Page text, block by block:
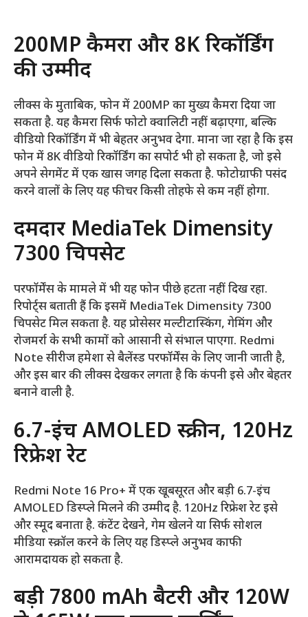
200MP कैमरा और 8K रिकॉर्डिंग
की उम्मीद
लीक्स के मुताबिक, फोन में 200MP का मुख्य कैमरा दिया जा
सकता है. यह कैमरा सिर्फ फोटो क्वालिटी नहीं बढ़ाएगा, बल्कि
वीडियो रिकॉर्डिंग में भी बेहतर अनुभव देगा. माना जा रहा है कि इस
फोन में 8K वीडियो रिकॉर्डिंग का सपोर्ट भी हो सकता है, जो इसे
अपने सेगमेंट में एक खास जगह दिला सकता है. फोटोग्राफी पसंद
करने वालों के लिए यह फीचर किसी तोहफे से कम नहीं होगा.
दमदार MediaTek Dimensity
7300 चिपसेट
परफॉर्मेंस के मामले में भी यह फोन पीछे हटता नहीं दिख रहा.
रिपोर्ट्स बताती हैं कि इसमें MediaTek Dimensity 7300
चिपसेट मिल सकता है. यह प्रोसेसर मल्टीटास्किंग, गेमिंग और
रोजमर्रा के सभी कामों को आसानी से संभाल पाएगा. Redmi
Note सीरीज हमेशा से बैलेंस्ड परफॉर्मेंस के लिए जानी जाती है,
और इस बार की लीक्स देखकर लगता है कि कंपनी इसे और बेहतर
बनाने वाली है.
6.7-इंच AMOLED स्क्रीन, 120Hz
रिफ्रेश रेट
Redmi Note 16 Pro+ में एक खूबसूरत और बड़ी 6.7-इंच
AMOLED डिस्प्ले मिलने की उम्मीद है. 120Hz रिफ्रेश रेट इसे
और स्मूद बनाता है. कंटेंट देखने, गेम खेलने या सिर्फ सोशल
मीडिया स्क्रॉल करने के लिए यह डिस्प्ले अनुभव काफी
आरामदायक हो सकता है.
बड़ी 7800 mAh बैटरी और 120W